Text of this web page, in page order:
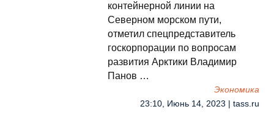
контейнерной линии на
Северном морском пути,
отметил спецпредставитель
госкорпорации по вопросам
развития Арктики Владимир
Панов …
Экономика
23:10, Июнь 14, 2023 | tass.ru